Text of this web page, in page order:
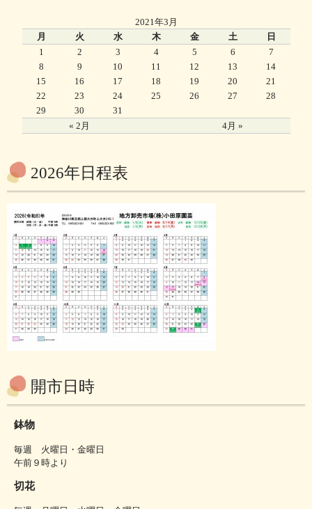
2021年3月
月
火 水 木 金 土 日
« 2月 4月 »
1 2 3 4 5 6
7
8
9 10 11 12 13
14
15
16 17 18 19 20
21
22
23 24 25 26 27
28
29
30 31
2026年日程表
開市日時
鉢物
毎週 火曜日・金曜日
午前９時より
切花